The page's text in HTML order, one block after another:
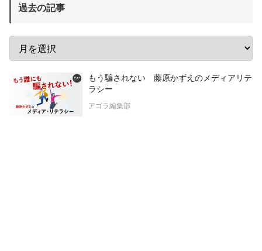
過去の記事
もう騙されない 藤原かずえのメディアリテ
ラシー
アゴラ編集部